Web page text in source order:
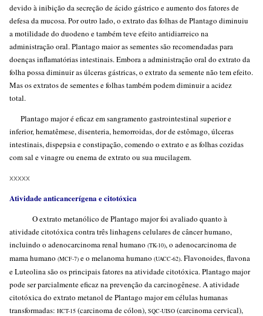
devido à inibição da secreção de ácido gástrico e aumento dos fatores de
defesa da mucosa. Por outro lado, o extrato das folhas de Plantago diminuiu
a motilidade do duodeno e também teve efeito antidiarreico na
administração oral. Plantago maior as sementes são recomendadas para
doenças inflamatórias intestinais. Embora a administração oral do extrato da
folha possa diminuir as úlceras gástricas, o extrato da semente não tem efeito.
Mas os extratos de sementes e folhas também podem diminuir a acidez
total.
Plantago major é eficaz em sangramento gastrointestinal superior e
inferior, hematêmese, disenteria, hemorroidas, dor de estômago, úlceras
intestinais, dispepsia e constipação, comendo o extrato e as folhas cozidas
com sal e vinagre ou enema de extrato ou sua mucilagem.
xxxxx
Atividade anticancerígena e citotóxica
O extrato metanólico de Plantago major foi avaliado quanto à
atividade citotóxica contra três linhagens celulares de câncer humano,
incluindo o adenocarcinoma renal humano (TK-10), o adenocarcinoma de
mama humano(MCF-7) e o melanoma humano(UACC-62). Flavonoides, flavona
e Luteolina são os principais fatores na atividade citotóxica. Plantago major
pode ser parcialmente eficaz na prevenção da carcinogênese. A atividade
citotóxica do extrato metanol de Plantago major em células humanas
transformadas:HCT-15(carcinoma de cólon),SQC-UISO (carcinoma cervical),